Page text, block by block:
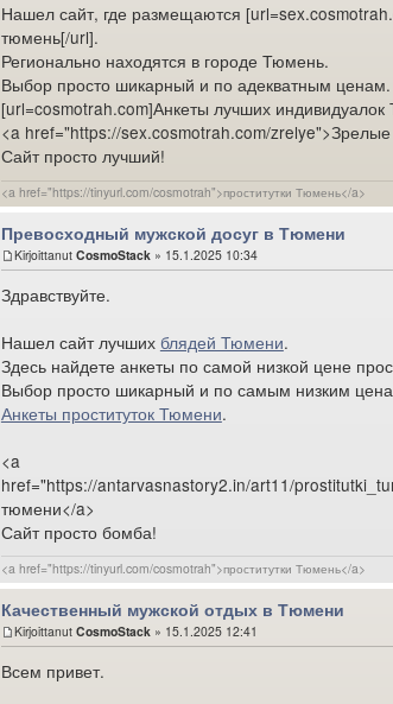
Нашел сайт, где размещаются
тюмень[/url].
Регионально находятся в городе Тюмень.
Выбор просто шикарный и по адекватным ценам.
[url=cosmotrah.com]Анкеты лучших
<a href="https://sex.cosmotrah.com/
Сайт просто лучший!
<a href="https://tinyurl.com/cosmotrah">проститутки Тюмень</a>
Превосходный мужской досуг в Тюмени
Kirjoittanut CosmoStack» 15.1.2025 10:34
Здравствуйте.
Нашел сайт лучших блядей Тюмени.
Здесь найдете анкеты по самой низкой цене
Выбор просто шикарный и по самым низким
Анкеты проституток Тюмени.
<a
href="https://antarvasnastory2.in/art11/
тюмени</a>
Сайт просто бомба!
<a href="https://tinyurl.com/cosmotrah">проститутки Тюмень</a>
Качественный мужской отдых в Тюмени
Kirjoittanut CosmoStack» 15.1.2025 12:41
Всем привет.